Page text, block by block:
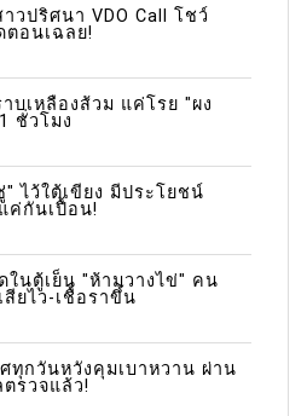
ปริศนา VDO Call โชว์
อนเฉลย!
บเหลืองส้วม แค่โรย "ผง
ชั่วโมง
ไว้ใต้เขียง มีประโยชน์
ค่กันเปื้อน!
ในตู้เย็น "ห้ามวางไข่" คน
สียไว-เชื้อราขึ้น
ทุกวันหวังคุมเบาหวาน ผ่าน
รวจแล้ว!